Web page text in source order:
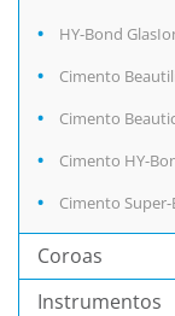
HY-Bond
Cimento
Cimento
Cimento HY-
Cimento
Coroas
Instrumentos